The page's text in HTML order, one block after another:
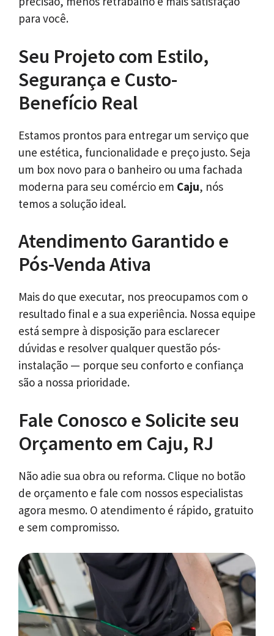
para você.
Seu Projeto com Estilo,
Segurança e Custo-
Benefício Real
Estamos prontos para entregar um serviço que
une estética, funcionalidade e preço justo. Seja
um box novo para o banheiro ou uma fachada
moderna para seu comércio em Caju, nós
temos a solução ideal.
Atendimento Garantido e
Pós-Venda Ativa
Mais do que executar, nos preocupamos com o
resultado final e a sua experiência. Nossa equipe
está sempre à disposição para esclarecer
dúvidas e resolver qualquer questão pós-
instalação — porque seu conforto e confiança
são a nossa prioridade.
Fale Conosco e Solicite seu
Orçamento em Caju, RJ
Não adie sua obra ou reforma. Clique no botão
de orçamento e fale com nossos especialistas
agora mesmo. O atendimento é rápido, gratuito
e sem compromisso.